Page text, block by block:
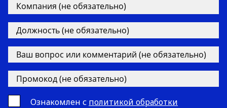
Ознакомлен с политикой обработки